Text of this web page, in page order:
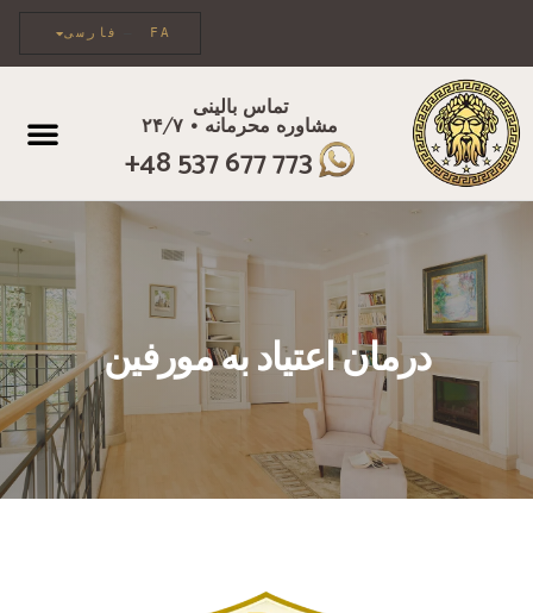
فارسی FA
تماس بالینی
مشاوره محرمانه • ۲۴/۷
+48 537 677 773
درمان اعتیاد به مورفین